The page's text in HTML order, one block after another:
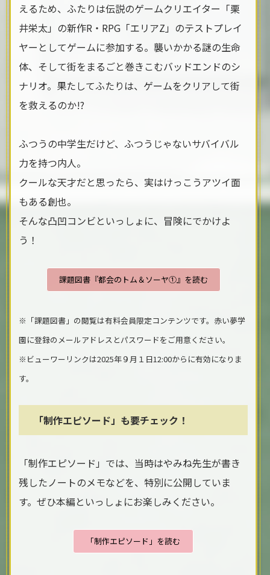
えるため、ふたりは伝説のゲームクリエイター「栗
井栄太」の新作R・RPG「エリアZ」のテストプレイ
ヤーとしてゲームに参加する。襲いかかる謎の生命
体、そして街をまるごと巻きこむバッドエンドのシ
ナリオ。果たしてふたりは、ゲームをクリアして街
を救えるのか!?
ふつうの中学生だけど、ふつうじゃないサバイバル
力を持つ内人。
クールな天才だと思ったら、実はけっこうアツイ面
もある創也。
そんな凸凹コンビといっしょに、冒険にでかけよ
う！
課題図書『都会のトム＆ソーヤ①』を読む
※「課題図書」の閲覧は有料会員限定コンテンツです。赤い夢学
園に登録のメールアドレスとパスワードをご用意ください。
※ビューワーリンクは2025年９月１日12:00からに有効になりま
す。
「制作エピソード」も要チェック！
「制作エピソード」では、当時はやみね先生が書き
残したノートのメモなどを、特別に公開していま
す。ぜひ本編といっしょにお楽しみください。
「制作エピソード」を読む